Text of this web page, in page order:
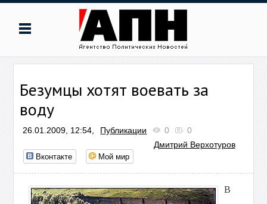
Безумцы хотят воевать за
воду
26.01.2009, 12:54, Публикации 0
0
Дмитрий Верхотуров
Вконтакте Мой мир
В